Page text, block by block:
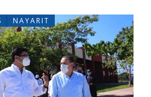
NAYARIT